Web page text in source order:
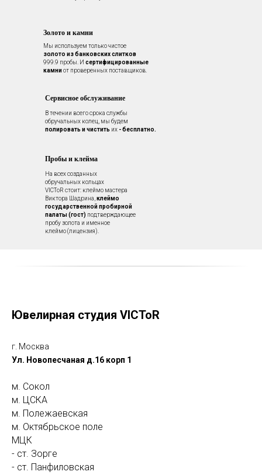
Мы используем только чистое
золото из банковских слитков
999.9 пробы. И сертифицированные
камниот проверенных поставщиков.
Золото и камни
Сервисное обслуживание
В течении всего срока службы
обручальных колец, мы будем
полировать и чистить их - бесплатно.
Пробы и клейма
На всех созданных
обручальных кольцах
VICToR стоит: клеймо мастера
Виктора Шадрина,клеймо
государственной пробирной
палаты (гост) подтверждающее
пробу золота и именное
клеймо (лицензия).
Ювелирная студия VICToR
г. Москва
Ул. Новопесчаная д.16 корп 1
м. Сокол
м. ЦСКА
м. Полежаевская
м. Октябрьское поле
МЦК
- ст. Зорге
- ст. Панфиловская